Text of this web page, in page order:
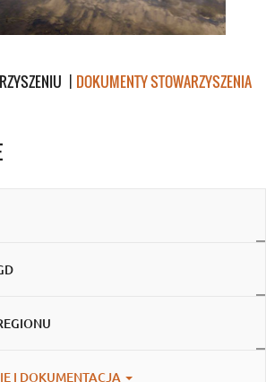
DOKUMENTY STOWARZYSZENIA
I DOKUMENTACJA